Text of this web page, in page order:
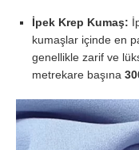
İpek Krep Kumaş:
kumaşlar içinde en
genellikle zarif ve
metrekare başına